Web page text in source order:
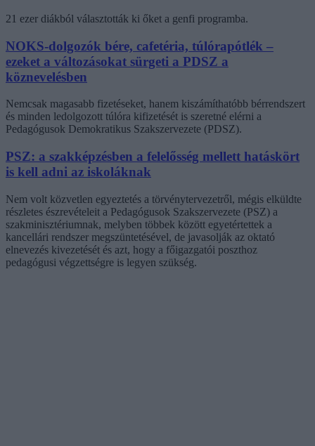
21 ezer diákból választották ki őket a genfi programba.
NOKS-dolgozók bére, cafetéria, túlórapótlék –
ezeket a változásokat sürgeti a PDSZ a
köznevelésben
Nemcsak magasabb fizetéseket, hanem kiszámíthatóbb bérrendszert
és minden ledolgozott túlóra kifizetését is szeretné elérni a
Pedagógusok Demokratikus Szakszervezete (PDSZ).
PSZ: a szakképzésben a felelősség mellett hatáskört
is kell adni az iskoláknak
Nem volt közvetlen egyeztetés a törvénytervezetről, mégis elküldte
részletes észrevételeit a Pedagógusok Szakszervezete (PSZ) a
szakminisztériumnak, melyben többek között egyetértettek a
kancellári rendszer megszüntetésével, de javasolják az oktató
elnevezés kivezetését és azt, hogy a főigazgatói poszthoz
pedagógusi végzettségre is legyen szükség.